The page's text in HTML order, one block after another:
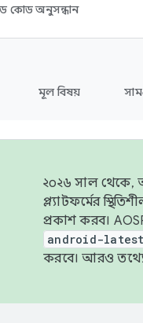
কোড অনুসন্ধান
মূল বিষয়
২০২৬ সাল থেকে,
প্ল্যাটফর্মের
প্রকাশ করব।
android-
করবে। আরও